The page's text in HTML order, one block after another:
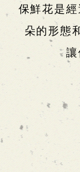
保鮮花是
朵的形態